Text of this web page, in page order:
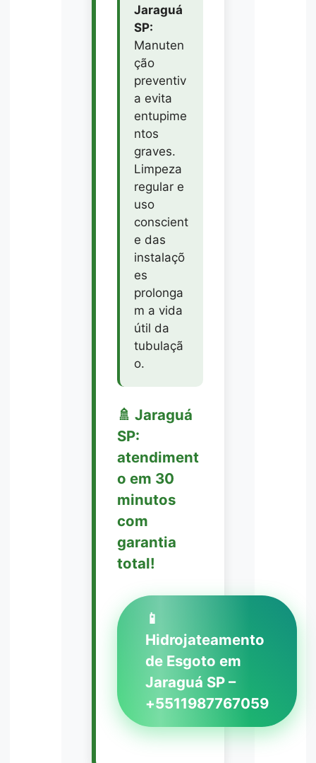
Jaraguá
SP:
Manuten
ção
preventiv
a evita
entupime
ntos
graves.
Limpeza
regular e
uso
conscient
e das
instalaçõ
es
prolonga
m a vida
útil da
tubulaçã
o.
🚿 Jaraguá
SP:
atendiment
o em 30
minutos
com
garantia
total!
📱
Hidrojateamento
de Esgoto em
Jaraguá SP –
+5511987767059